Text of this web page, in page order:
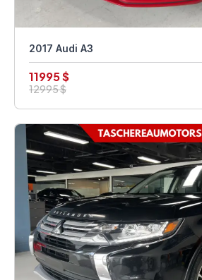
2017 Audi A3
11995 $
12995 $